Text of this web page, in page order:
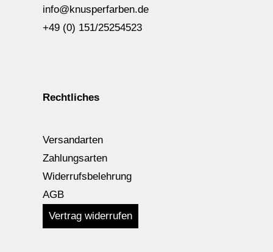
info@knusperfarben.de
+49 (0) 151/25254523
Rechtliches
Versandarten
Zahlungsarten
Widerrufsbelehrung
AGB
Vertrag widerrufen